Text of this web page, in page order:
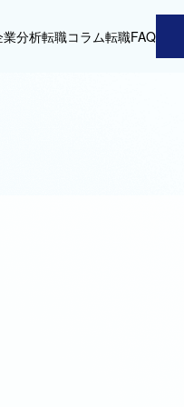
業分析転職コラム転職FAQ